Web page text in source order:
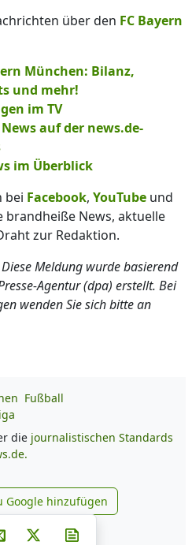
über den FC Bayern
München: Bilanz,
und mehr!
im TV
auf der news.de-
im Überblick
bei Facebook, YouTube und
brandheiße News, aktuelle
zur Redaktion.
Meldung wurde basierend
Agentur (dpa) erstellt. Bei
wenden Sie sich bitte an
Fußball
die journalistischen Standards
news.de zu Google
Google hinzufügen
auf Facebook
Teilen auf Whatsapp
Teilen auf Telegram
auf Pinterest
Per E-Mail teilen
Post auf X